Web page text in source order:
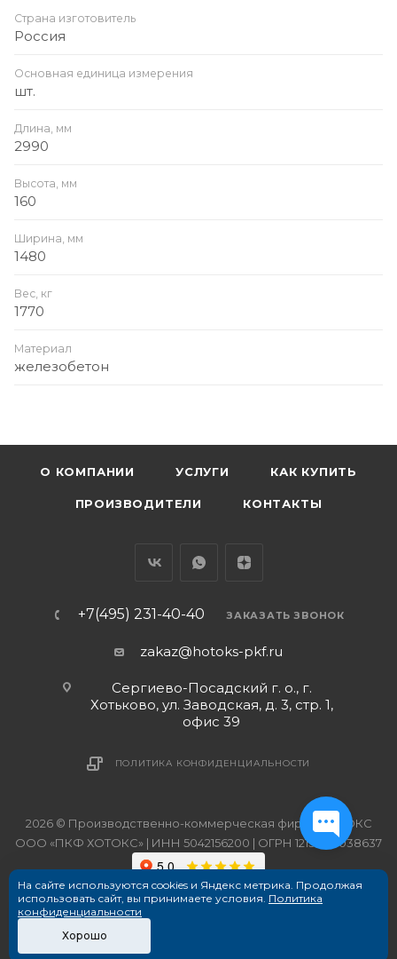
Страна изготовитель
Россия
Основная единица измерения
шт.
Длина, мм
2990
Высота, мм
160
Ширина, мм
1480
Вес, кг
1770
Материал
железобетон
О КОМПАНИИ УСЛУГИ КАК КУПИТЬ
ПРОИЗВОДИТЕЛИ КОНТАКТЫ
+7(495) 231-40-40 ЗАКАЗАТЬ ЗВОНОК
zakaz@hotoks-pkf.ru
Сергиево-Посадский г. о., г.
Хотьково, ул. Заводская, д. 3, стр. 1,
офис 39
ПОЛИТИКА КОНФИДЕНЦИАЛЬНОСТИ
2026 © Производственно-коммерческая фирма ХОТОКС
ООО «ПКФ ХОТОКС» | ИНН 5042156200 | ОГРН 1215000038637
На сайте используются cookies и Яндекс метрика. Продолжая
использовать сайт, вы принимаете условия. Политика
конфиденциальности
Хорошо